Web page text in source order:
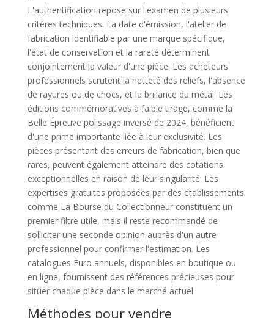
L'authentification repose sur l'examen de plusieurs
critères techniques. La date d'émission, l'atelier de
fabrication identifiable par une marque spécifique,
l'état de conservation et la rareté déterminent
conjointement la valeur d'une pièce. Les acheteurs
professionnels scrutent la netteté des reliefs, l'absence
de rayures ou de chocs, et la brillance du métal. Les
éditions commémoratives à faible tirage, comme la
Belle Épreuve polissage inversé de 2024, bénéficient
d'une prime importante liée à leur exclusivité. Les
pièces présentant des erreurs de fabrication, bien que
rares, peuvent également atteindre des cotations
exceptionnelles en raison de leur singularité. Les
expertises gratuites proposées par des établissements
comme La Bourse du Collectionneur constituent un
premier filtre utile, mais il reste recommandé de
solliciter une seconde opinion auprès d'un autre
professionnel pour confirmer l'estimation. Les
catalogues Euro annuels, disponibles en boutique ou
en ligne, fournissent des références précieuses pour
situer chaque pièce dans le marché actuel.
Méthodes pour vendre